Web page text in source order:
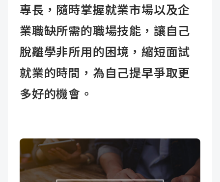
專長，隨時掌握就業市場以及企
業職缺所需的職場技能，讓自己
脫離學非所用的困境，縮短面試
就業的時間，為自己提早爭取更
多好的機會。